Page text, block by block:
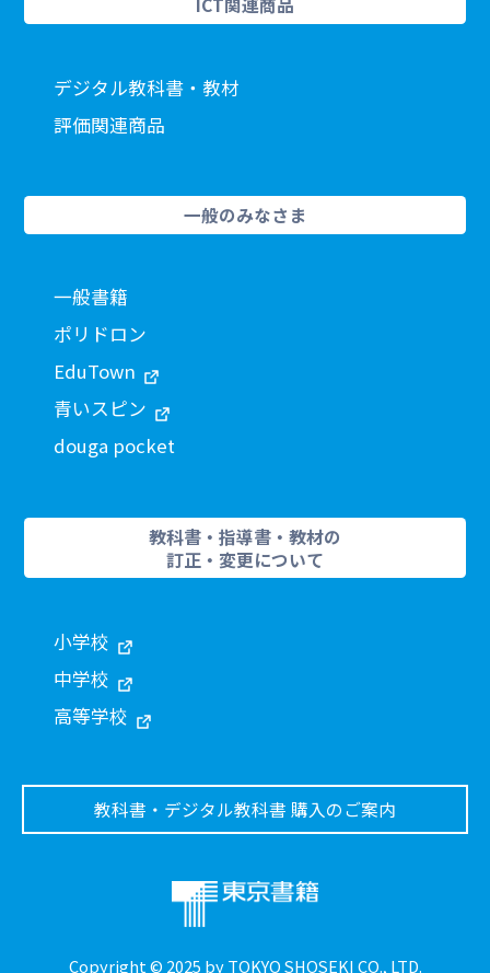
Copyright © 2025 by TOKYO SHOSEKI CO., LTD.
デジタル教科書・教材
評価関連商品
一般のみなさま
一般書籍
ポリドロン
EduTown
青いスピン
douga pocket
教科書・指導書・教材の
訂正・変更について
小学校
中学校
高等学校
教科書・デジタル教科書 購入のご案内